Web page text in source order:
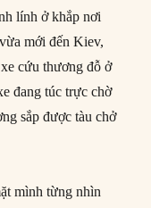
lính ở khắp nơi
mới đến Kiev,
cứu thương đỗ ở
đang túc trực chờ
sắp được tàu chở
mình từng nhìn